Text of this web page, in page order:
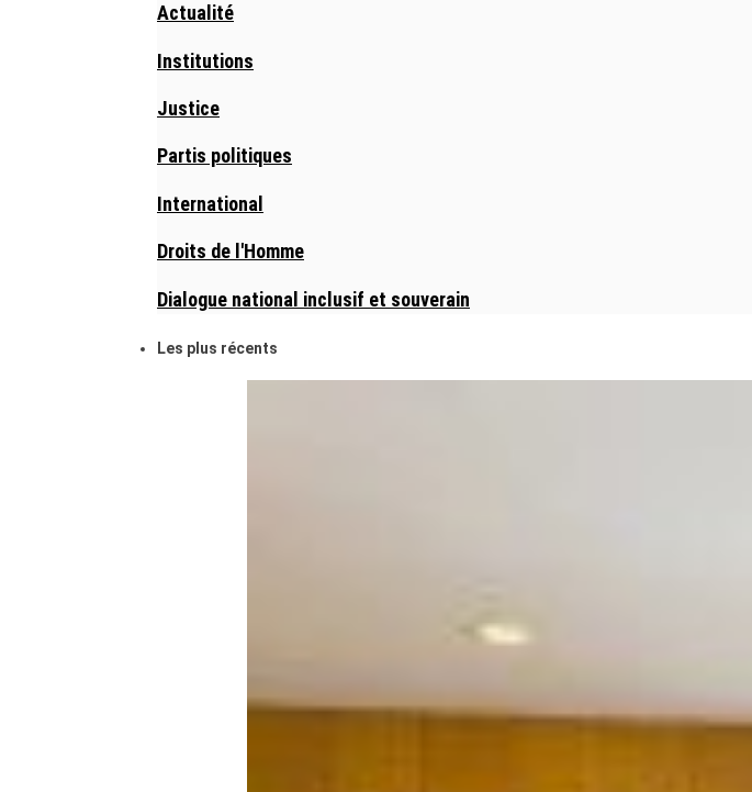
Actualité
Institutions
Justice
Partis politiques
International
Droits de l'Homme
Dialogue national inclusif et souverain
Les plus récents